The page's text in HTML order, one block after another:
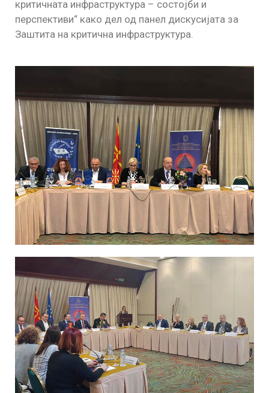
критичната инфраструктура – состојби и
перспективи“ како дел од панел дискусијата за
Заштита на критична инфраструктура.